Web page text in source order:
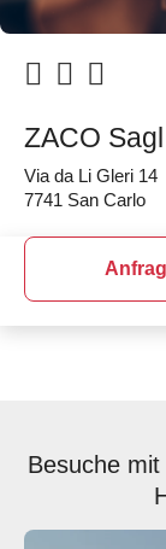
ZACO
Via da Li Gleri 14
7741 San Carlo
Besuche